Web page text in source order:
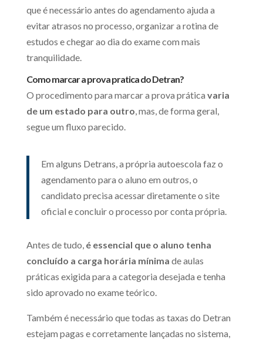
que é necessário antes do agendamento ajuda a
evitar atrasos no processo, organizar a rotina de
estudos e chegar ao dia do exame com mais
tranquilidade.
Como marcar a prova pratica do Detran?
O procedimento para marcar a prova prática varia
de um estado para outro, mas, de forma geral,
segue um fluxo parecido.
Em alguns Detrans, a própria autoescola faz o
agendamento para o aluno em outros, o
candidato precisa acessar diretamente o site
oficial e concluir o processo por conta própria.
Antes de tudo, é essencial que o aluno tenha
concluído a carga horária mínima de aulas
práticas exigida para a categoria desejada e tenha
sido aprovado no exame teórico.
Também é necessário que todas as taxas do Detran
estejam pagas e corretamente lançadas no sistema,